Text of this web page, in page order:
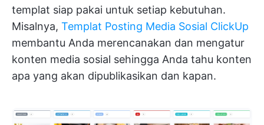
templat siap pakai untuk setiap kebutuhan.
Misalnya, Templat Posting Media Sosial ClickUp
membantu Anda merencanakan dan mengatur
konten media sosial sehingga Anda tahu konten
apa yang akan dipublikasikan dan kapan.